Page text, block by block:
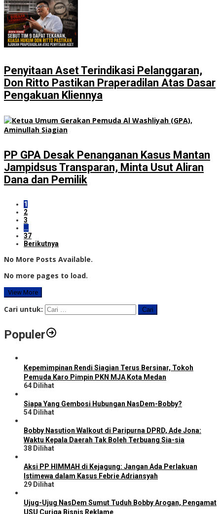
Penyitaan Aset Terindikasi Pelanggaran,
Don Ritto Pastikan Praperadilan Atas Dasar
Pengakuan Kliennya
PP GPA Desak Penanganan Kasus Mantan
Jampidsus Transparan, Minta Usut Aliran
Dana dan Pemilik
1
2
3
…
37
Berikutnya
No More Posts Available.
No more pages to load.
View More
Cari untuk:
Populer
Kepemimpinan Rendi Siagian Terus Bersinar, Tokoh
Pemuda Karo Pimpin PKN MJA Kota Medan
64 Dilihat
Siapa Yang Gembosi Hubungan NasDem-Bobby?
54 Dilihat
Bobby Nasution Walkout di Paripurna DPRD, Ade Jona:
Waktu Kepala Daerah Tak Boleh Terbuang Sia-sia
38 Dilihat
Aksi PP HIMMAH di Kejagung: Jangan Ada Perlakuan
Istimewa dalam Kasus Febrie Adriansyah
29 Dilihat
Ujug-Ujug NasDem Sumut Tuduh Bobby Arogan, Pengamat
USU Curiga Bisnis Reklame